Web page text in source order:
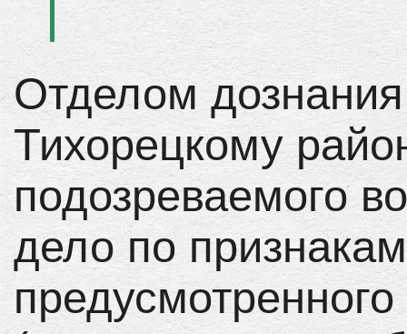
Отделом
Тихорецкому
подозреваемого
дело по